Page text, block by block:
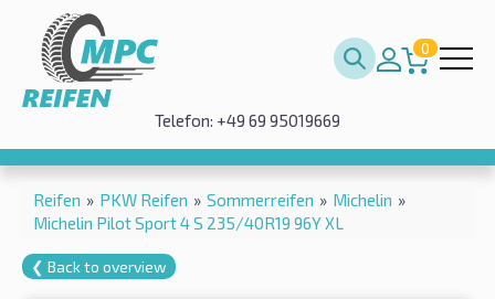
0
Telefon: +49 69 95019669
Reifen » PKW Reifen » Sommerreifen » Michelin »
Michelin Pilot Sport 4 S 235/40R19 96Y XL
❮ Back to overview